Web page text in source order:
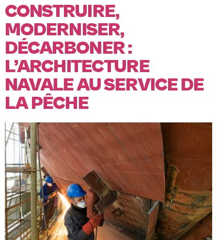
CONSTRUIRE,
MODERNISER,
DÉCARBONER :
L’ARCHITECTURE
NAVALE AU SERVICE DE
LA PÊCHE